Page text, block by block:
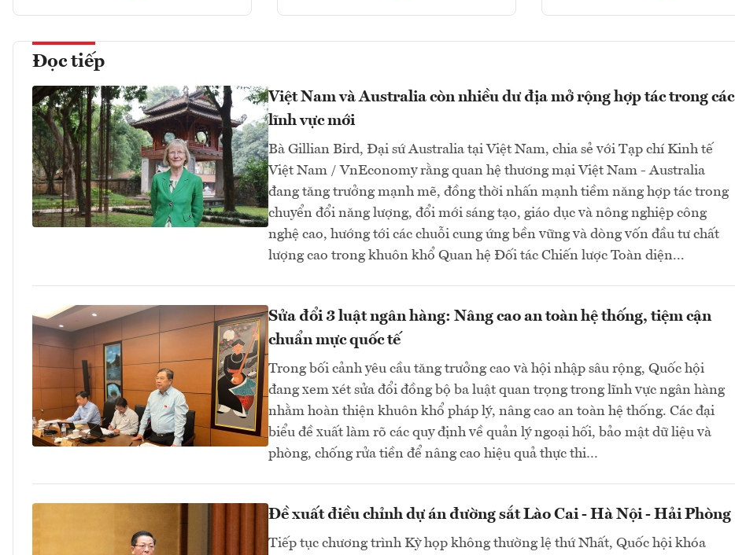
Đọc tiếp
Việt Nam và Australia còn nhiều dư địa mở rộng hợp tác trong các
lĩnh vực mới
Bà Gillian Bird, Đại sứ Australia tại Việt Nam, chia sẻ với Tạp chí Kinh tế
Việt Nam / VnEconomy rằng quan hệ thương mại Việt Nam - Australia
đang tăng trưởng mạnh mẽ, đồng thời nhấn mạnh tiềm năng hợp tác trong
chuyển đổi năng lượng, đổi mới sáng tạo, giáo dục và nông nghiệp công
nghệ cao, hướng tới các chuỗi cung ứng bền vững và dòng vốn đầu tư chất
lượng cao trong khuôn khổ Quan hệ Đối tác Chiến lược Toàn diện...
Sửa đổi 3 luật ngân hàng: Nâng cao an toàn hệ thống, tiệm cận
chuẩn mực quốc tế
Trong bối cảnh yêu cầu tăng trưởng cao và hội nhập sâu rộng, Quốc hội
đang xem xét sửa đổi đồng bộ ba luật quan trọng trong lĩnh vực ngân hàng
nhằm hoàn thiện khuôn khổ pháp lý, nâng cao an toàn hệ thống. Các đại
biểu đề xuất làm rõ các quy định về quản lý ngoại hối, bảo mật dữ liệu và
phòng, chống rửa tiền để nâng cao hiệu quả thực thi…
Đề xuất điều chỉnh dự án đường sắt Lào Cai - Hà Nội - Hải Phòng
Tiếp tục chương trình Kỳ họp không thường lệ thứ Nhất, Quốc hội khóa